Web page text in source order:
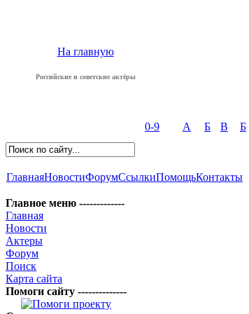
На главную
Российские и советские актёры
0-9 А Б В Б
ГлавнаяНовостиФорумСсылкиПомощьКонтакты
Главное меню -------------
Главная
Новости
Актеры
Форум
Поиск
Карта сайта
Помоги сайту --------------